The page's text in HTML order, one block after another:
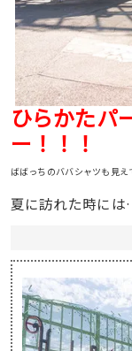
ひらかたパ
ー！！！
ばばっちのババシャツも見
夏に訪れた時に